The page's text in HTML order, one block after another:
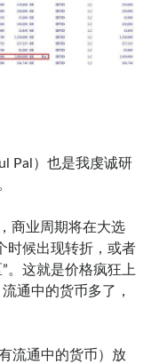
Pal）也是我虔诚研
商业周期将在大选
时候出现转折，或者
。这就是价格疯狂上
通中的货币多了，
流通中的货币）放